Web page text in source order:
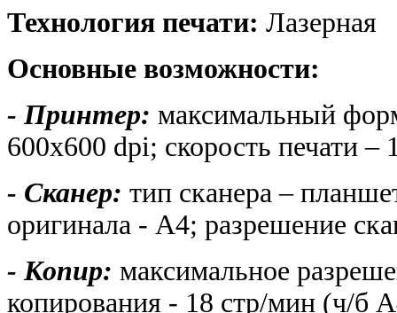
Технология печати: Лазерная
Основные возможности:
- Принтер: максимальный
600x600 dpi; скорость печати –
- Сканер: тип сканера –
оригинала - A4; разрешение
- Копир: максимальное
копирования - 18 стр/мин (ч/б